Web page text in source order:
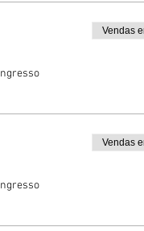
Vendas
Vendas